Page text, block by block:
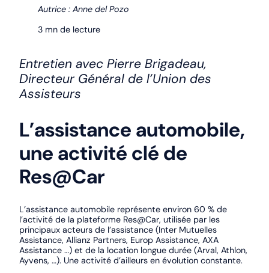
Autrice : Anne del Pozo
3 mn de lecture
Entretien avec Pierre Brigadeau,
Directeur Général de l’Union des
Assisteurs
L’assistance automobile,
une activité clé de
Res@Car
L’assistance automobile représente environ 60 % de
l’activité de la plateforme Res@Car, utilisée par les
principaux acteurs de l’assistance (Inter Mutuelles
Assistance, Allianz Partners, Europ Assistance, AXA
Assistance …) et de la location longue durée (Arval, Athlon,
Ayvens, …). Une activité d’ailleurs en évolution constante.